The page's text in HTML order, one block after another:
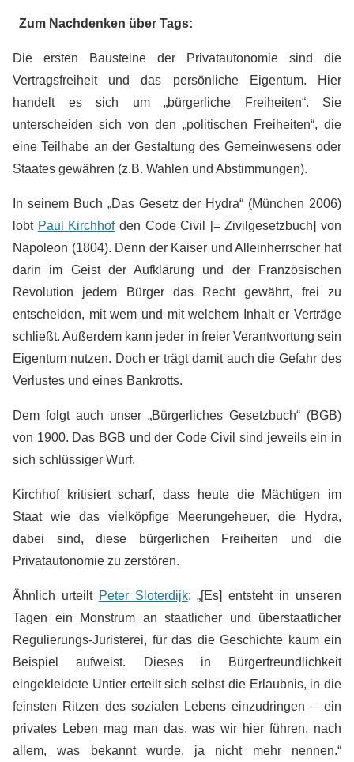
Zum Nachdenken über Tags:
Die ersten Bausteine der Privatautonomie sind die
Vertragsfreiheit und das persönliche Eigentum. Hier
handelt es sich um „bürgerliche Freiheiten“. Sie
unterscheiden sich von den „politischen Freiheiten“, die
eine Teilhabe an der Gestaltung des Gemeinwesens oder
Staates gewähren (z.B. Wahlen und Abstimmungen).
In seinem Buch „Das Gesetz der Hydra“ (München 2006)
lobt Paul Kirchhofden Code Civil [= Zivilgesetzbuch] von
Napoleon (1804). Denn der Kaiser und Alleinherrscher hat
darin im Geist der Aufklärung und der Französischen
Revolution jedem Bürger das Recht gewährt, frei zu
entscheiden, mit wem und mit welchem Inhalt er Verträge
schließt. Außerdem kann jeder in freier Verantwortung sein
Eigentum nutzen. Doch er trägt damit auch die Gefahr des
Verlustes und eines Bankrotts.
Dem folgt auch unser „Bürgerliches Gesetzbuch“ (BGB)
von 1900. Das BGB und der Code Civil sind jeweils ein in
sich schlüssiger Wurf.
Kirchhof kritisiert scharf, dass heute die Mächtigen im
Staat wie das vielköpfige Meerungeheuer, die Hydra,
dabei sind, diese bürgerlichen Freiheiten und die
Privatautonomie zu zerstören.
Ähnlich urteilt Peter Sloterdijk: „[Es] entsteht in unseren
Tagen ein Monstrum an staatlicher und überstaatlicher
Regulierungs-Juristerei, für das die Geschichte kaum ein
Beispiel aufweist. Dieses in Bürgerfreundlichkeit
eingekleidete Untier erteilt sich selbst die Erlaubnis, in die
feinsten Ritzen des sozialen Lebens einzudringen – ein
privates Leben mag man das, was wir hier führen, nach
allem, was bekannt wurde, ja nicht mehr nennen.“